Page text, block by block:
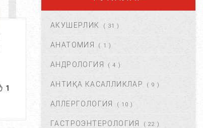
1
ХОМИЛА ЖИНСИНИ
АНИҚЛАШНИНГ
НОСТАНДАРТ УСУЛЛАРИ....
АВГ 22, 2017
ХОМИЛА МУДДАТИНИ
АНИҚЛАШНИНГ ҚАНДАЙ
УСУЛЛАР БОР?...
АВГ 22, 2017 77425
АКУШЕРЛИК ( 31 )
АНАТОМИЯ ( 1 )
АНДРОЛОГИЯ ( 4 )
АНТИҚА КАСАЛЛИКЛАР ( 9 )
АЛЛЕРГОЛОГИЯ ( 10 )
ГАСТРОЭНТЕРОЛОГИЯ ( 22 )